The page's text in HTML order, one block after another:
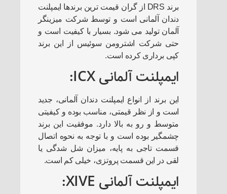
برند DRS از گران قیمت ترین برندها ایمپلنت
دندان آلمانی است و توسط شرکت میزینگر
آلمان تولید می شود. بسیار با کیفیت است و
حتی شرکت اشترومن سوئیس از این برند
کپی برداری کرده است.
ایمپلنت آلمانی ICX:
این برند از انواع ایمپلنت دندان آلمانی، جدید
است و از نظر قیمتی، مناسب بوده و کیفیتی
متوسط و رو به بالا دارد. موفقیت این برند
چشمگیر بوده است و با توجه به نحوه اتصال
قسمت تاجی به پایه، میزان شل شدگی یا
لقی در این قسمت پروتزی، خیلی کم است.
ایمپلنت آلمانی XIVE: